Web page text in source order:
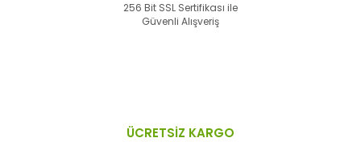
256 Bit SSL Sertifikası ile
Güvenli Alışveriş
ÜCRETSİZ KARGO